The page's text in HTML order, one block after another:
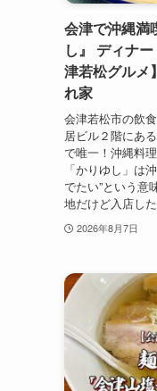
会津で沖縄満
し』 ディナ
津若松グルメ
れ家
会津若松市の飲
居ビル２階にあ
で唯一！沖縄料
「かりゆし」は
でたい”という意
地だけど入店し
2026年8月7日